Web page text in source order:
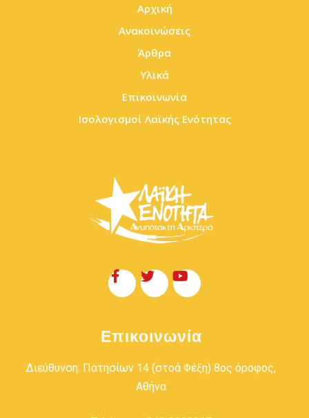
Αρχική
Ανακοινώσεις
Άρθρα
Υλικά
Επικοινωνία
Ισολογισμοί Λαϊκής Ενότητας
Επικοινωνία
Διεύθυνση: Πατησίων 14 (στοά Φέξη) 8ος όροφος,
Αθήνα